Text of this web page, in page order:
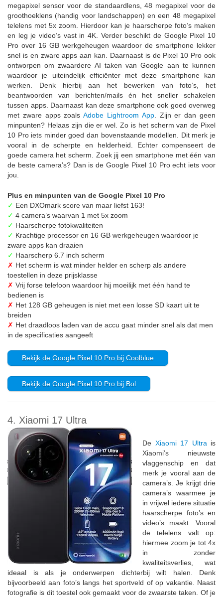
megapixel sensor voor de standaardlens, 48 megapixel voor de
groothoeklens (handig voor landschappen) en een 48 megapixel
telelens met 5x zoom. Hierdoor kan je haarscherpe foto’s maken
en leg je video’s vast in 4K. Verder beschikt de Google Pixel 10
Pro over 16 GB werkgeheugen waardoor de smartphone lekker
snel is en zware apps aan kan. Daarnaast is de Pixel 10 Pro ook
ontworpen om zwaardere AI taken van Google aan te kunnen
waardoor je uiteindelijk efficiënter met deze smartphone kan
werken. Denk hierbij aan het bewerken van foto’s, het
beantwoorden van berichten/mails én het sneller schakelen
tussen apps. Daarnaast kan deze smartphone ook goed overweg
met zware apps zoalsAdobe Lightroom App. Zijn er dan geen
minpunten? Helaas zijn die er wel. Zo is het scherm van de Pixel
10 Pro iets minder goed dan bovenstaande modellen. Dit merk je
vooral in de scherpte en helderheid. Echter compenseert de
goede camera het scherm. Zoek jij een smartphone met één van
de beste camera’s? Dan is de Google Pixel 10 Pro echt iets voor
jou.
Plus en minpunten van de Google Pixel 10 Pro
✓ Een DXOmark score van maar liefst 163!
✓ 4 camera’s waarvan 1 met 5x zoom
✓ Haarscherpe fotokwaliteiten
✓ Krachtige processor en 16 GB werkgeheugen waardoor je
zware apps kan draaien
✓ Haarscherp 6.7 inch scherm
✗ Het scherm is wat minder helder en scherp als andere
toestellen in deze prijsklasse
✗ Vrij forse telefoon waardoor hij moeilijk met één hand te
bedienen is
✗ Het 128 GB geheugen is niet met een losse SD kaart uit te
breiden
✗ Het draadloos laden van de accu gaat minder snel als dat men
in de specificaties aangeeft
Bekijk de Google Pixel 10 Pro bij Coolblue
Bekijk de Google Pixel 10 Pro bij Bol
4. Xiaomi 17 Ultra
De Xiaomi 17 Ultrais
Xiaomi’s nieuwste
vlaggenschip en dat
merk je vooral aan de
camera’s. Je krijgt drie
camera’s waarmee je
in vrijwel iedere situatie
haarscherpe foto’s en
video’s maakt. Vooral
de telelens valt op:
hiermee zoom je tot 4x
in zonder
kwaliteitsverlies, wat
ideaal is als je onderwerpen dichterbij wilt halen. Denk
bijvoorbeeld aan foto’s langs het sportveld of op vakantie. Naast
fotografie is dit toestel ook gemaakt voor de zwaarste taken. Of je